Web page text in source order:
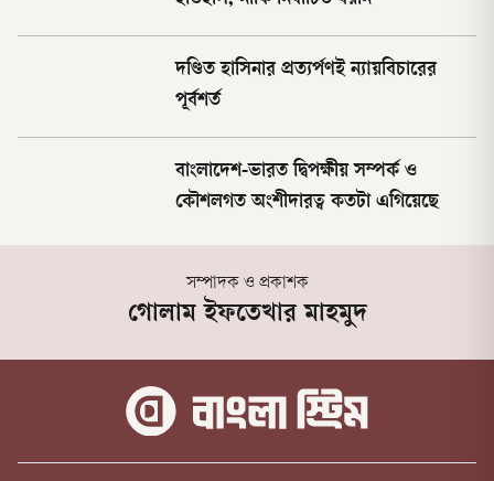
দণ্ডিত হাসিনার প্রত্যর্পণই ন্যায়বিচারের
পূর্বশর্ত
বাংলাদেশ-ভারত দ্বিপক্ষীয় সম্পর্ক ও
কৌশলগত অংশীদারত্ব কতটা এগিয়েছে
সম্পাদক ও প্রকাশক
গোলাম ইফতেখার মাহমুদ